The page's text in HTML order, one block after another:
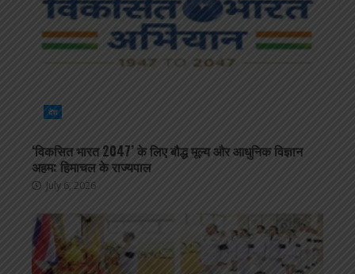
देश
‘विकसित भारत 2047’ के लिए बौद्ध मूल्य और आधुनिक विज्ञान
अहम: हिमाचल के राज्यपाल
July 6, 2026